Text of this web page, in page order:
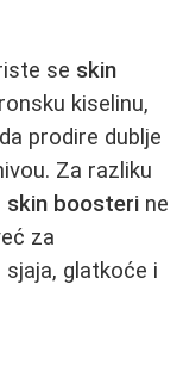
se skin
kiselinu,
prodire dublje
Za razliku
skin boosteri ne
za
glatkoće i